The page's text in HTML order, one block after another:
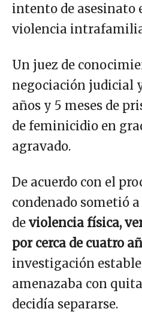
intento de asesinato
violencia
Un juez de
negociación judicial
años y 5 meses de
de feminicidio en
agravado.
De acuerdo con el
condenado sometió
de violencia física,
por cerca de cuatro
investigación
amenazaba con
decidía separarse.